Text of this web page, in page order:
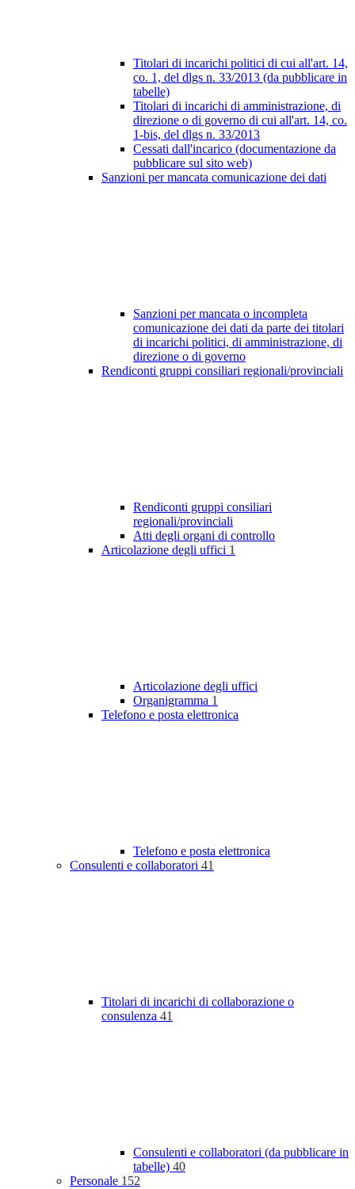
Titolari di incarichi politici di cui all'art. 14,
co. 1, del dlgs n. 33/2013 (da pubblicare in
tabelle)
Titolari di incarichi di amministrazione, di
direzione o di governo di cui all'art. 14, co.
1-bis, del dlgs n. 33/2013
Cessati dall'incarico (documentazione da
pubblicare sul sito web)
Sanzioni per mancata comunicazione dei dati
Sanzioni per mancata o incompleta
comunicazione dei dati da parte dei titolari
di incarichi politici, di amministrazione, di
direzione o di governo
Rendiconti gruppi consiliari regionali/provinciali
Rendiconti gruppi consiliari
regionali/provinciali
Atti degli organi di controllo
Articolazione degli uffici 1
Articolazione degli uffici
Organigramma 1
Telefono e posta elettronica
Telefono e posta elettronica
Consulenti e collaboratori 41
Titolari di incarichi di collaborazione o
consulenza 41
Consulenti e collaboratori (da pubblicare in
tabelle) 40
Personale 152